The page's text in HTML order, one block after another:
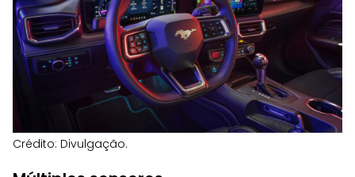
Crédito: Divulgação.